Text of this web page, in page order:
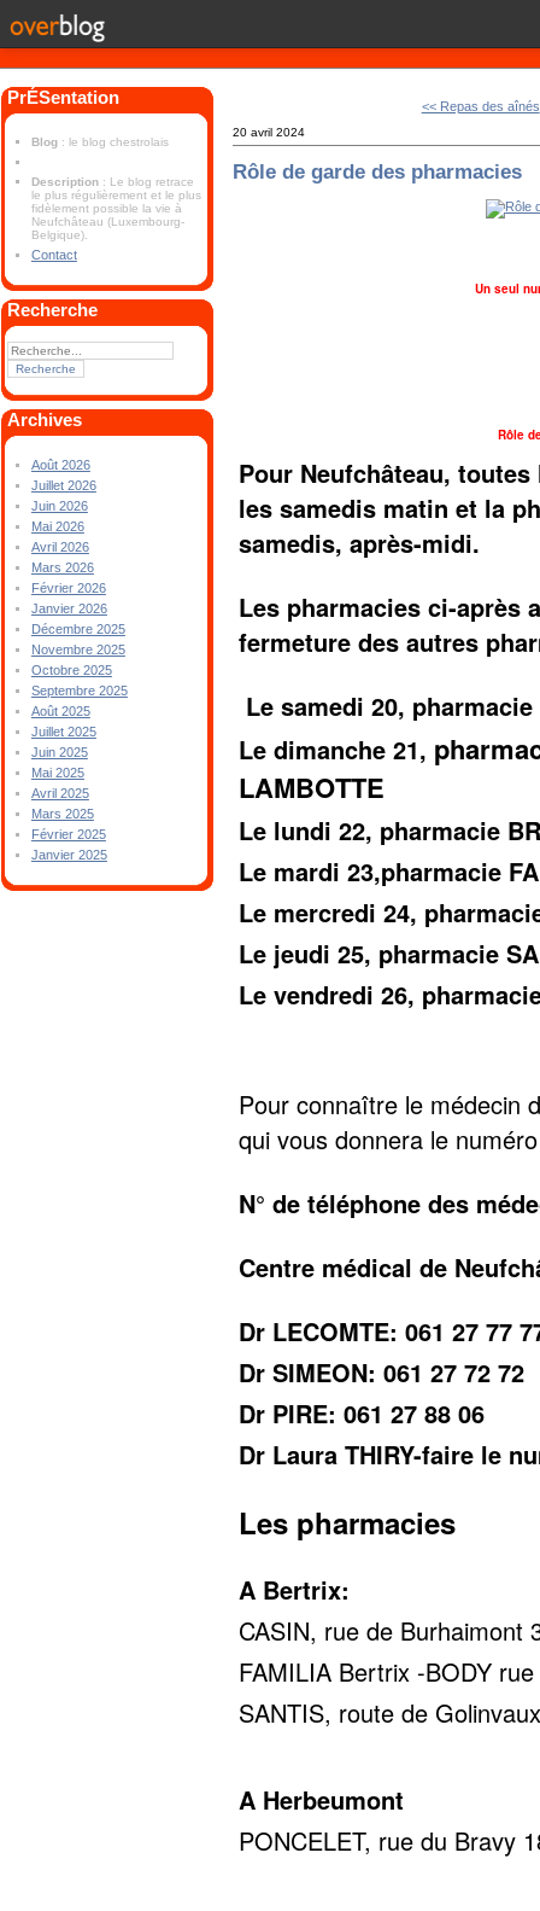
PrÉSentation
Blog : le blog chestrolais
Description : Le blog retrace
le plus régulièrement et le plus
fidèlement possible la vie à
Neufchâteau (Luxembourg-
Belgique).
Contact
Recherche
Archives
Août 2026
Juillet 2026
Juin 2026
Mai 2026
Avril 2026
Mars 2026
Février 2026
Janvier 2026
Décembre 2025
Novembre 2025
Octobre 2025
Septembre 2025
Août 2025
Juillet 2025
Juin 2025
Mai 2025
Avril 2025
Mars 2025
Février 2025
Janvier 2025
<< Repas des aînés
20 avril 2024
Rôle de garde des pharmacies
Un seul
Rôle
Pour Neufchâteau,
les samedis matin et la
samedis, après-midi.
Les pharmacies ci-après
fermeture des autres
Le samedi 20, pharmacie
Le dimanche 21,
LAMBOTTE
Le lundi 22, pharmacie
Le mardi 23,pharmacie
Le mercredi 24,
Le jeudi 25, pharmacie
Le vendredi 26,
Pour connaître le médecin
qui vous donnera le
N° de téléphone des
Centre médical de
Dr LECOMTE: 061 27 77
Dr SIMEON: 061 27 72 72
Dr PIRE: 061 27 88 06
Dr Laura THIRY-faire le
Les pharmacies
A Bertrix:
CASIN, rue de Burhaimont
FAMILIA Bertrix -BODY
SANTIS, route de
A Herbeumont
PONCELET, rue du Bravy